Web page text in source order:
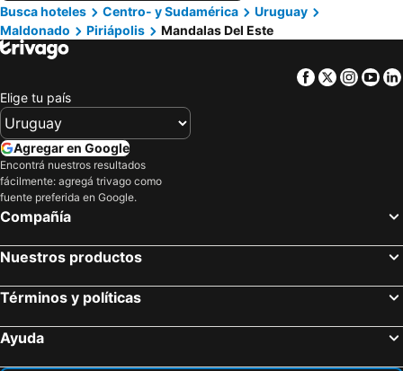
Busca hoteles
Centro- y Sudamérica
Uruguay
Maldonado
Piriápolis Mandalas Del Este
Facebook
Twitter
Elige tu país
Agregar en Google
Encontrá nuestros resultados
fácilmente: agregá trivago como
fuente preferida en Google.
Compañía
Nuestros productos
Términos y políticas
Ayuda